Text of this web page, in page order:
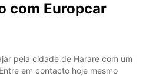
com Europcar
pela cidade de Harare com um
em contacto hoje mesmo